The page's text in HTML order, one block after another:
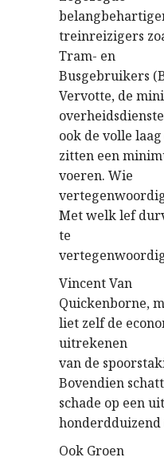
treinreizigers
Tram- en
Busgebruikers
Vervotte, de
ook de volle
zitten een
voeren. Wie
Met welk lef
te
Vincent Van
Quickenborne,
liet zelf de
uitrekenen
van de
Bovendien
schade op een
honderdduizend
Ook Groen